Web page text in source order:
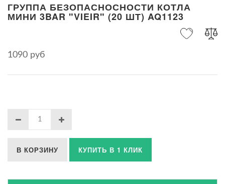
ГРУППА БЕЗОПАСНОСНОСТИ КОТЛА
МИНИ 3BAR "VIEIR" (20 ШТ) AQ1123
1090 руб
В КОРЗИНУ КУПИТЬ В 1 КЛИК